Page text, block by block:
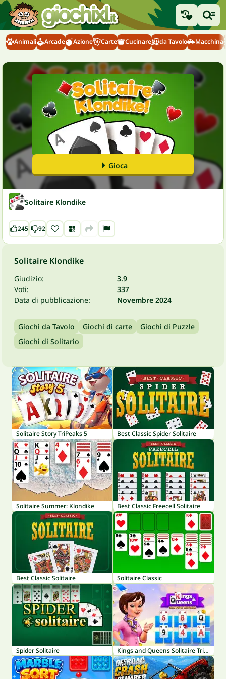
Animali Arcade Azione Carte Cucinare da Tavolo Macchina
Gioca
Solitaire Klondike
245 92
Solitaire Klondike
Giudizio:
3.9
Voti:
337
Data di pubblicazione:
Novembre 2024
Giochi da Tavolo Giochi di carte
Giochi di Puzzle
Giochi di Solitario
Solitaire Story TriPeaks 5 Best Classic Spider Solitaire
Solitaire Summer: Klondike Best Classic Freecell Solitaire
Best Classic Solitaire Solitaire Classic
Spider Solitaire Kings and Queens Solitaire TriPeaks